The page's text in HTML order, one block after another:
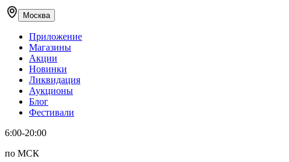
Москва
Приложение
Магазины
Акции
Новинки
Ликвидация
Аукционы
Блог
Фестивали
6:00-20:00
по МСК